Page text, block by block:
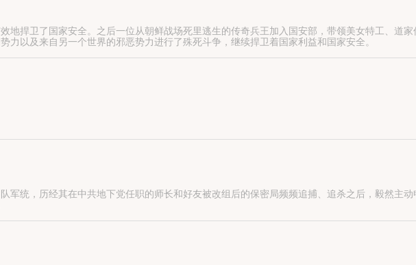
地捍卫了国家安全。之后一位从朝鲜战场死里逃生的传奇兵王加入国安部，带领美女特工、道
力以及来自另一个世界的邪恶势力进行了殊死斗争，继续捍卫着国家利益和国家安全。
军统，历经其在中共地下党任职的师长和好友被改组后的保密局频频追捕、追杀之后，毅然主